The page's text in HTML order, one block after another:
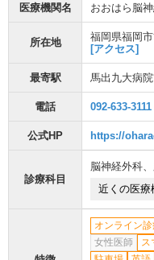
医療機関名 おおはら脳
所在地
福岡県福岡
[アクセス]
最寄駅 馬出九大病
電話 092-633-3111
公式HP https://
診療科目
脳神経外科、
近くの医療
オンライン
女性医師
ス